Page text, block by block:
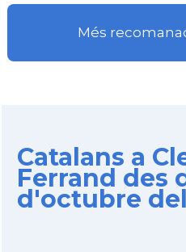
Més
Catalans a
Ferrand des
d'octubre del